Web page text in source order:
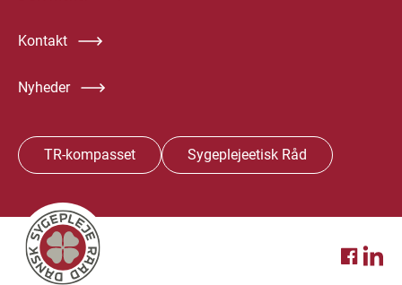
Kontakt
Nyheder
TR-kompasset Sygeplejeetisk Råd